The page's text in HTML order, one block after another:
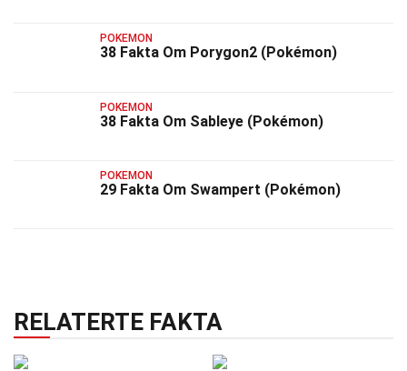
POKEMON
38 Fakta Om Porygon2 (Pokémon)
POKEMON
38 Fakta Om Sableye (Pokémon)
POKEMON
29 Fakta Om Swampert (Pokémon)
RELATERTE FAKTA